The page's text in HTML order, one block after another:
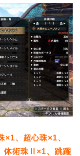
×1、超心珠×1、
体術珠Ⅱ×1、跳躍